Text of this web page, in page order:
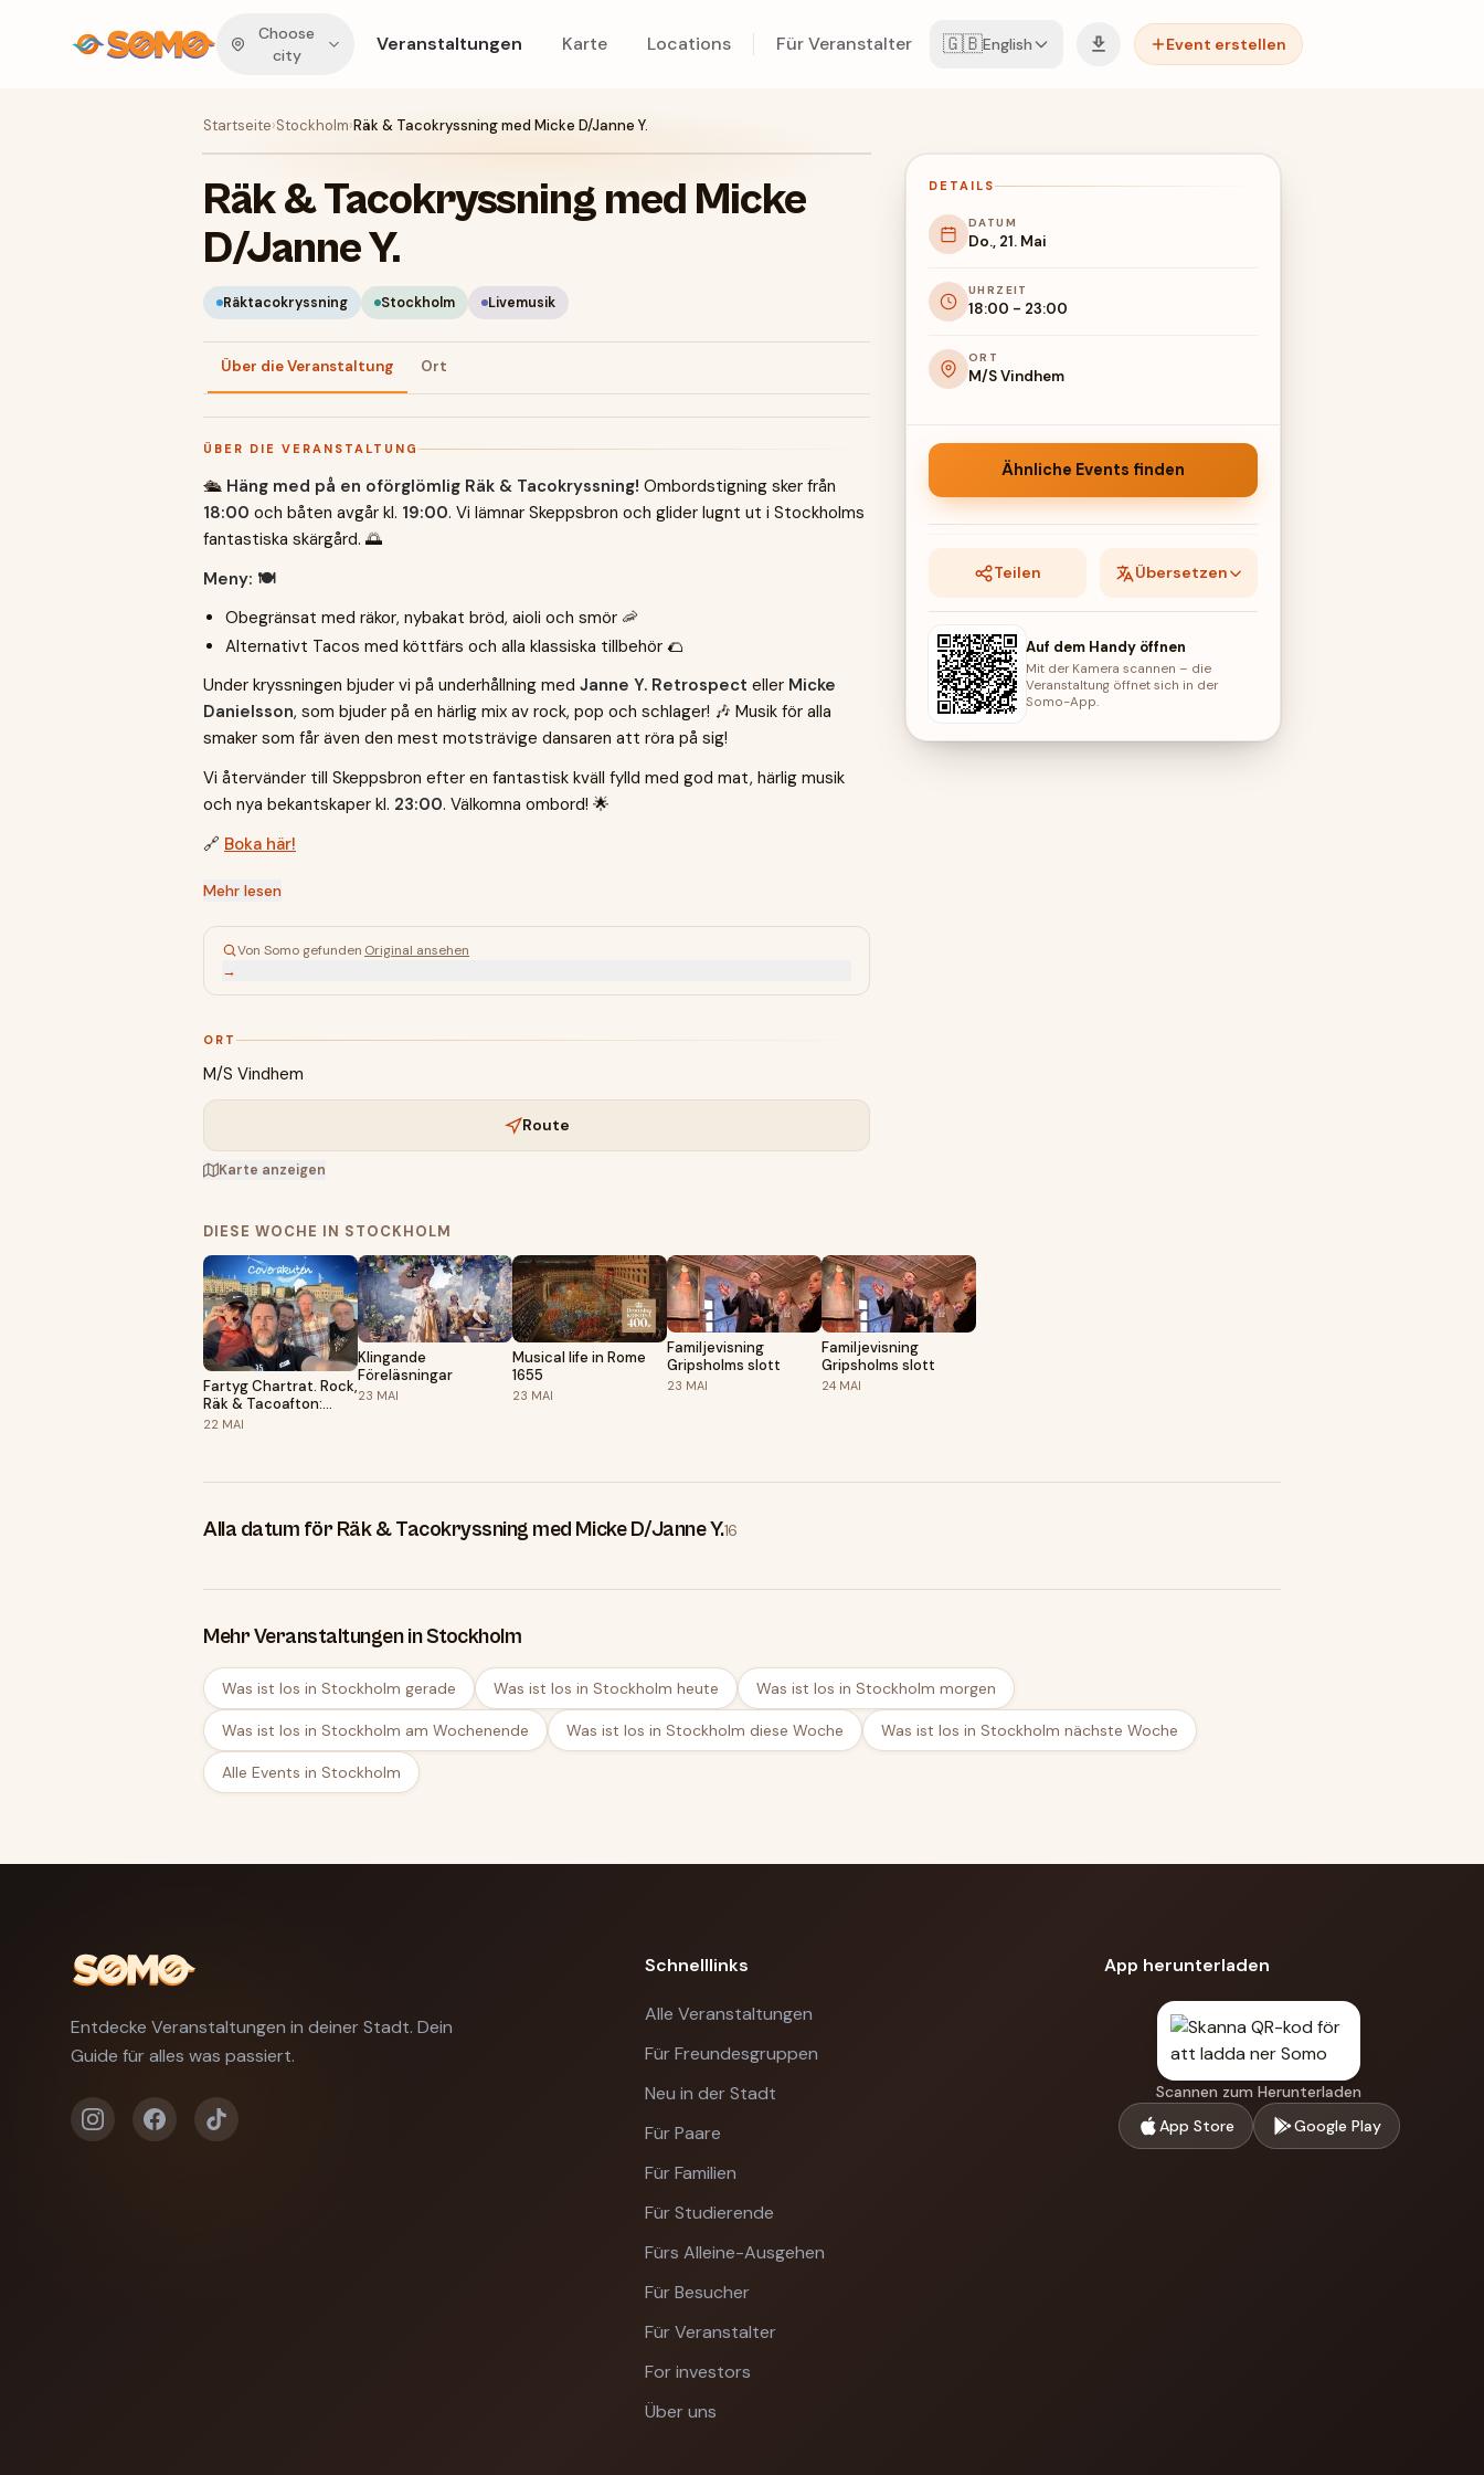
Choose
city
Veranstaltungen Karte Locations Für Veranstalter 🇬🇧English Event erstellen
Startseite›Stockholm›Räk & Tacokryssning med Micke D/Janne Y.
Räk & Tacokryssning med Micke
D/Janne Y.
Räktacokryssning Stockholm Livemusik
Über die Veranstaltung Ort
ÜBER DIE VERANSTALTUNG
🛳️ Häng med på en oförglömlig Räk & Tacokryssning! Ombordstigning sker från
18:00 och båten avgår kl. 19:00. Vi lämnar Skeppsbron och glider lugnt ut i Stockholms
fantastiska skärgård. 🌅
Meny: 🍽️
Obegränsat med räkor, nybakat bröd, aioli och smör 🦐
Alternativt Tacos med köttfärs och alla klassiska tillbehör 🌮
Under kryssningen bjuder vi på underhållning med Janne Y. Retrospect eller Micke
Danielsson, som bjuder på en härlig mix av rock, pop och schlager! 🎶 Musik för alla
smaker som får även den mest motsträvige dansaren att röra på sig!
Vi återvänder till Skeppsbron efter en fantastisk kväll fylld med god mat, härlig musik
och nya bekantskaper kl. 23:00. Välkomna ombord! 🌟
🔗 Boka här!
Mehr lesen
Von Somo gefunden Original ansehen
→
ORT
M/S Vindhem
Route
Karte anzeigen
DETAILS
DATUM
Do., 21. Mai
UHRZEIT
18:00 - 23:00
ORT
M/S Vindhem
Ähnliche Events finden
Teilen Übersetzen
Auf dem Handy öffnen
Mit der Kamera scannen – die
Veranstaltung öffnet sich in der
Somo-App.
DIESE WOCHE IN STOCKHOLM
Fartyg Chartrat. Rock,
Räk & Tacoafton:
Coverakuten
22 MAI
Klingande
Föreläsningar
23 MAI
Musical life in Rome
1655
23 MAI
Familjevisning
Gripsholms slott
23 MAI
Familjevisning
Gripsholms slott
24 MAI
Alla datum för Räk & Tacokryssning med Micke D/Janne Y.16
Mehr Veranstaltungen in Stockholm
Was ist los in Stockholm gerade Was ist los in Stockholm heute Was ist los in Stockholm morgen
Was ist los in Stockholm am Wochenende Was ist los in Stockholm diese Woche Was ist los in Stockholm nächste Woche
Alle Events in Stockholm
Entdecke Veranstaltungen in deiner Stadt. Dein
Guide für alles was passiert.
Schnelllinks
Alle Veranstaltungen
Für Freundesgruppen
Neu in der Stadt
Für Paare
Für Familien
Für Studierende
Fürs Alleine-Ausgehen
Für Besucher
Für Veranstalter
For investors
Über uns
App herunterladen
Scannen zum Herunterladen
App Store
Google Play